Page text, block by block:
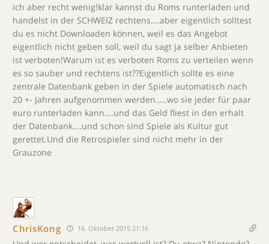
ich aber recht wenig!klar kannst du Roms runterladen und
handelst in der SCHWEIZ rechtens….aber eigentlich solltest
du es nicht Downloaden können, weil es das Angebot
eigentlich nicht geben soll, weil du sagt ja selber Anbieten
ist verboten!Warum ist es verboten Roms zu verteilen wenn
es so sauber und rechtens ist??Eigentlich sollte es eine
zentrale Datenbank geben in der Spiele automatisch nach
20 +- Jahren aufgenommen werden…..wo sie jeder für paar
euro runterladen kann….und das Geld fliest in den erhalt
der Datenbank….und schon sind Spiele als Kultur gut
gerettet.Und die Retrospieler sind nicht mehr in der
Grauzone
ChrisKong 16. Oktober 2015 21:16